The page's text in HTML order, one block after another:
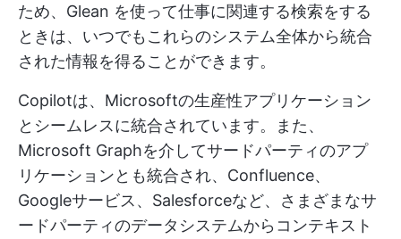
ため、Glean を使って仕事に関連する検索をする
ときは、いつでもこれらのシステム全体から統合
された情報を得ることができます。
Copilotは、Microsoftの生産性アプリケーション
とシームレスに統合されています。また、
Microsoft Graphを介してサードパーティのアプ
リケーションとも統合され、Confluence、
Googleサービス、Salesforceなど、さまざまなサ
ードパーティのデータシステムからコンテキスト